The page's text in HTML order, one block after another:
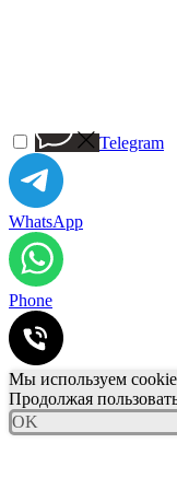
Telegram
WhatsApp
Phone
Мы используем
Продолжая
OK